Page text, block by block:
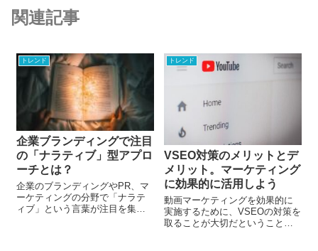
関連記事
トレンド
企業ブランディングで注目
の「ナラティブ」型アプロ
ーチとは？
企業のブランディングやPR、マ
ーケティングの分野で「ナラテ
ィブ」という言葉が注目を集め
トレンド
VSEO対策のメリットとデ
メリット。マーケティング
に効果的に活用しよう
動画マーケティングを効果的に
実施するために、VSEOの対策を
取ることが大切だということを